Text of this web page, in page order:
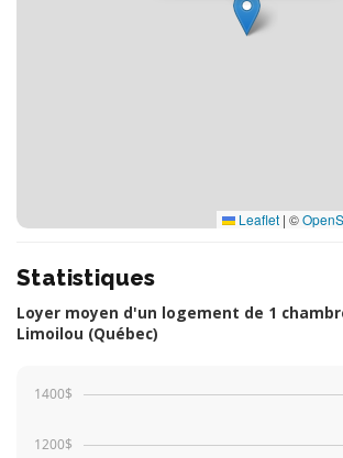
Leaflet | ©
Statistiques
Loyer moyen d'un logement de 1
Limoilou (Québec)
1200$
1400$